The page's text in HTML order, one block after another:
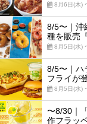
8月6日(木)
8/5〜｜沖
種を販売
8月5日(水)
8/5〜｜ハ
フライが
8月5日(水)
〜8/30｜
作フラッ